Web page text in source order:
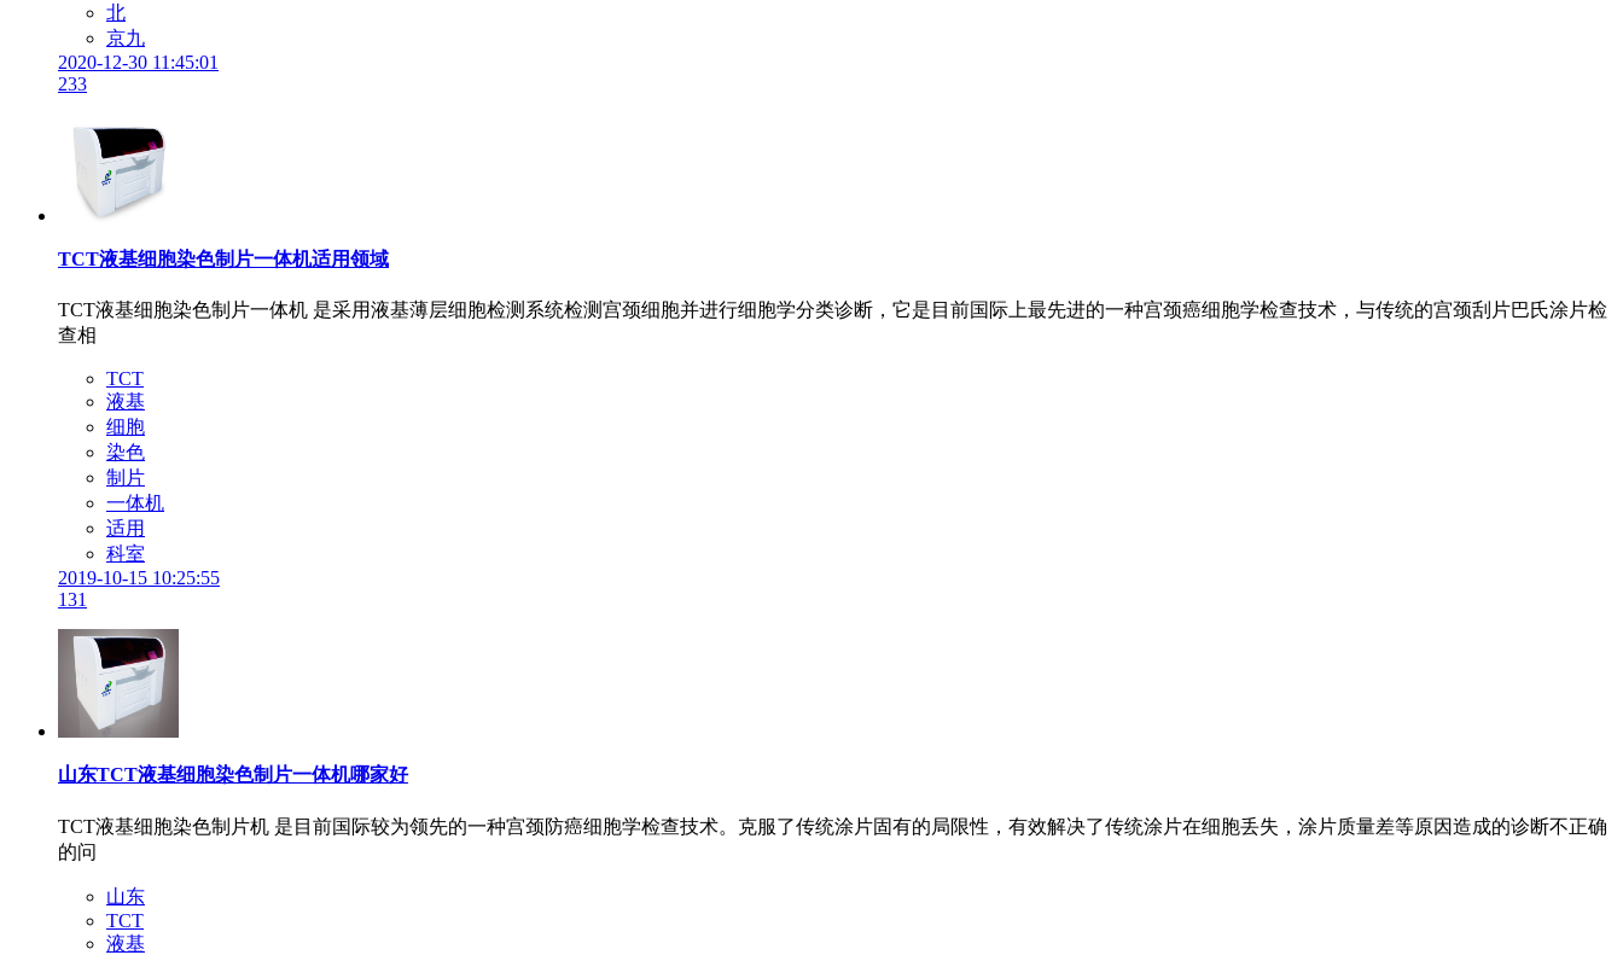
北
京九
2020-12-30 11:45:01
233
TCT液基细胞染色制片一体机适用领域
TCT液基细胞染色制片一体机 是采用液基薄层细胞检测系统检测宫颈细胞并进行细胞学分类诊断，它是目前国际上最先进的一种宫颈癌细胞学检查技术，与传统的宫颈刮片巴氏涂片检
查相
TCT
液基
细胞
染色
制片
一体机
适用
科室
2019-10-15 10:25:55
131
山东TCT液基细胞染色制片一体机哪家好
TCT液基细胞染色制片机 是目前国际较为领先的一种宫颈防癌细胞学检查技术。克服了传统涂片固有的局限性，有效解决了传统涂片在细胞丢失，涂片质量差等原因造成的诊断不正确
的问
山东
TCT
液基